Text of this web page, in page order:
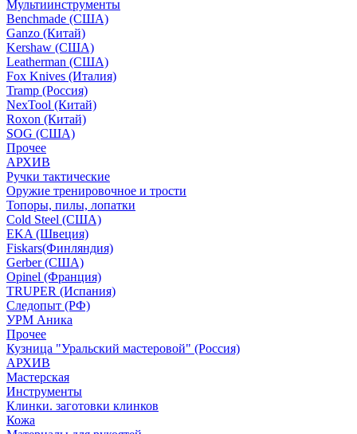
Мультиинструменты
Benchmade (США)
Ganzo (Китай)
Kershaw (США)
Leatherman (США)
Fox Knives (Италия)
Tramp (Россия)
NexTool (Китай)
Roxon (Китай)
SOG (США)
Прочее
АРХИВ
Ручки тактические
Оружие тренировочное и трости
Топоры, пилы, лопатки
Cold Steel (США)
EKA (Швеция)
Fiskars(Финляндия)
Gerber (США)
Opinel (Франция)
TRUPER (Испания)
Следопыт (РФ)
УРМ Аника
Прочее
Кузница "Уральский мастеровой" (Россия)
АРХИВ
Мастерская
Инструменты
Клинки. заготовки клинков
Кожа